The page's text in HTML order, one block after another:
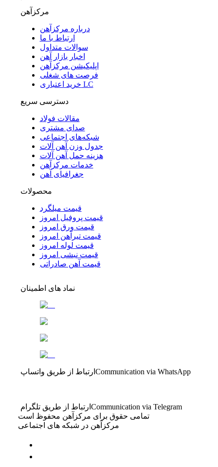
مرکزآهن
درباره مرکزآهن
ارتباط با ما
سوالات متداول
اخبار بازار آهن
اپلیکیشن مرکزآهن
فرصت های شغلی
خرید اعتباری LC
دسترسی سریع
مقالات فولاد
صدای مشتری
شبکه‌های اجتماعی
جدول وزن آهن آلات
هزینه حمل آهن آلات
خدمات مرکزآهن
جغرافیای آهن
محصولات
قیمت میلگرد
قیمت پروفیل امروز
قیمت ورق امروز
قیمت تیرآهن امروز
قیمت لوله امروز
قیمت نبشی امروز
قیمت آهن صادراتی
نماد های اطمینان
ارتباط از طریق واتساپ Communication via WhatsApp
ارتباط از طریق تلگرام Communication via Telegram
تمامی حقوق برای مرکزآهن محفوظ است
مرکزآهن در شبکه های اجتماعی